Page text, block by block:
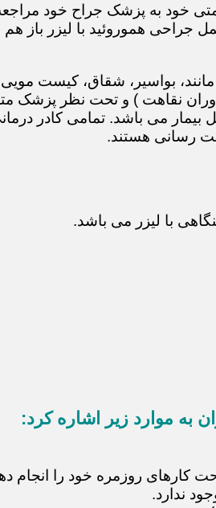
معاینه وضعیت سلامتی خود به پزشک جراح خود
هموروئید با لیزر باز هم
بواسیر، شقاق، کیست
و دوران نقاهت ) و تحت نظر
می باشد. تمامی کادر
رسانی هستند.
با لیزر می باشد.
به موارد زیر اشاره کرد:
کارهای روزمره خود را انجام
ندارد.